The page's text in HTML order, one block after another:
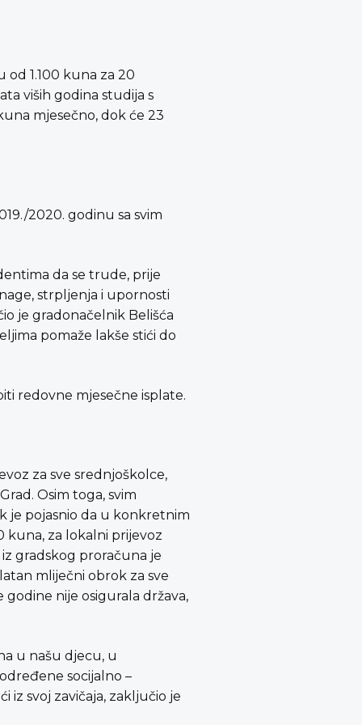
1.100 kuna za 20
viših godina studija s
mjesečno, dok će 23
2020. godinu sa svim
da se trude, prije
strpljenja i upornosti
je gradonačelnik Belišća
pomaže lakše stići do
redovne mjesečne isplate.
za sve srednjoškolce,
Osim toga, svim
je pojasnio da u konkretnim
kuna, za lokalni prijevoz
gradskog proračuna je
mliječni obrok za sve
nije osigurala država,
u našu djecu, u
socijalno –
svoj zavičaja, zaključio je